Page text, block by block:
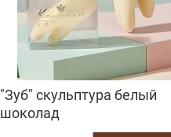
"Зуб" скульптура белый
шоколад